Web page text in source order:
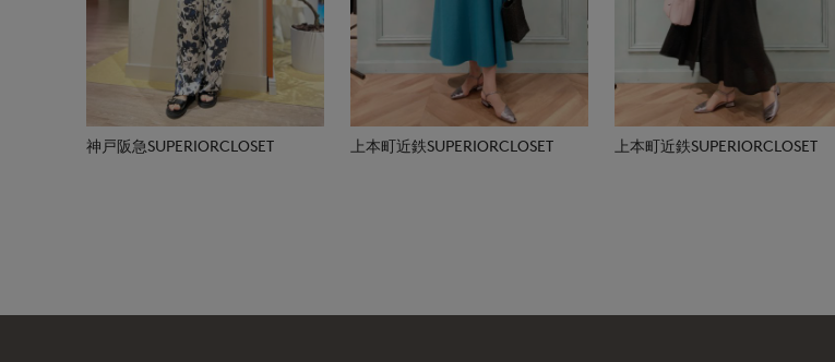
神戸阪急SUPERIORCLOSET 上本町近鉄SUPERIORCLOSET 上本町近鉄SUPERIORCLOSET